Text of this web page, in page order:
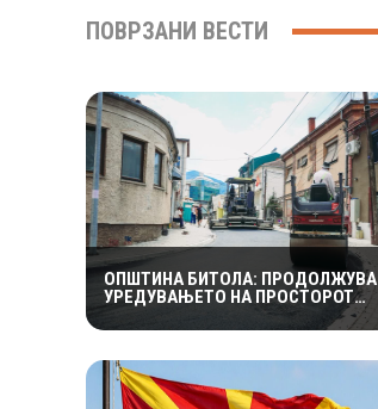
ПОВРЗАНИ ВЕСТИ
ОПШТИНА БИТОЛА: ПРОДОЛЖУВА
УРЕДУВАЊЕТО НА ПРОСТОРОТ
КАЈ ЗДРАВСТВЕНИОТ ДОМ